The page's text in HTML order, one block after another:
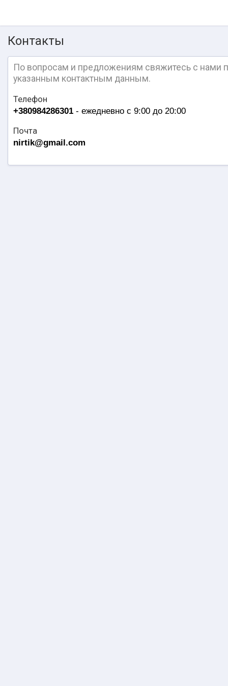
Контакты
По вопросам и предложениям свяжитесь с нами
указанным контактным данным.
Телефон
+380984286301 - ежедневно с 9:00 до 20:00
Почта
nirtik@gmail.com